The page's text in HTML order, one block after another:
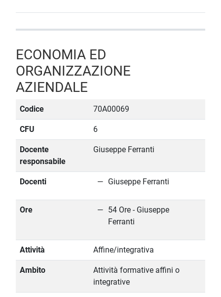
ECONOMIA ED
ORGANIZZAZIONE
AZIENDALE
Codice 70A00069
CFU 6
Docente
responsabile
Giuseppe Ferranti
Docenti Giuseppe Ferranti
Ore
54 Ore - Giuseppe
Ferranti
Attività Affine/integrativa
Ambito
Attività formative affini o
integrative